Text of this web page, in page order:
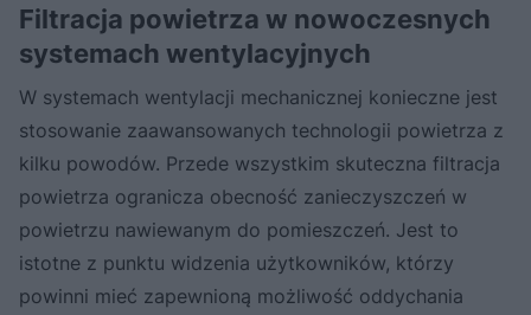
Filtracja powietrza w nowoczesnych
systemach wentylacyjnych
W systemach wentylacji mechanicznej konieczne jest
stosowanie zaawansowanych technologii powietrza z
kilku powodów. Przede wszystkim skuteczna filtracja
powietrza ogranicza obecność zanieczyszczeń w
powietrzu nawiewanym do pomieszczeń. Jest to
istotne z punktu widzenia użytkowników, którzy
powinni mieć zapewnioną możliwość oddychania